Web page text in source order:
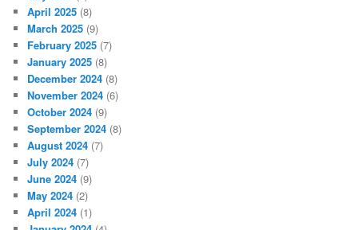
April 2025 (8)
March 2025 (9)
February 2025 (7)
January 2025 (8)
December 2024 (8)
November 2024 (6)
October 2024 (9)
September 2024 (8)
August 2024 (7)
July 2024 (7)
June 2024 (9)
May 2024 (2)
April 2024 (1)